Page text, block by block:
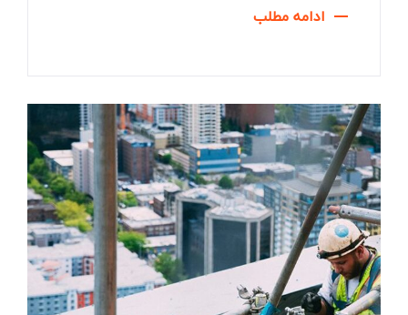
ادامه مطلب